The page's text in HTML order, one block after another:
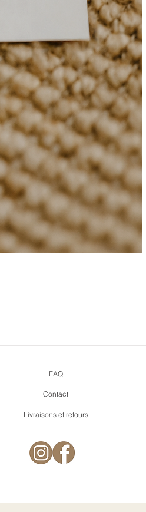
FAQ
Contact
Livraisons et retours